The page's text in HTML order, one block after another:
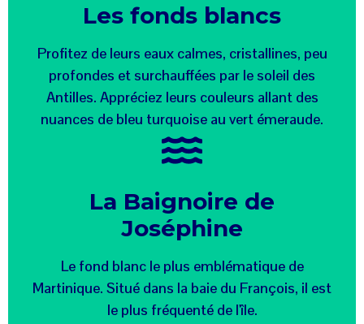
Les fonds blancs
Profitez de leurs eaux calmes, cristallines, peu
profondes et surchauffées par le soleil des
Antilles. Appréciez leurs couleurs allant des
nuances de bleu turquoise au vert émeraude.
La Baignoire de
Joséphine
Le fond blanc le plus emblématique de
Martinique. Situé dans la baie du François, il est
le plus fréquenté de l'île.